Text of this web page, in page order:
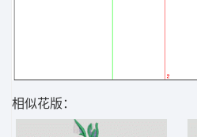
相似花版：